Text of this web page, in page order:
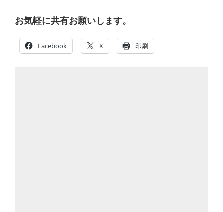
お気軽に共有お願いします。
Facebook X 印刷